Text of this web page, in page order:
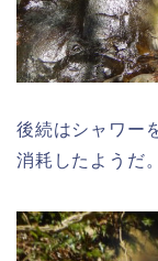
後続はシャワー
消耗したようだ。